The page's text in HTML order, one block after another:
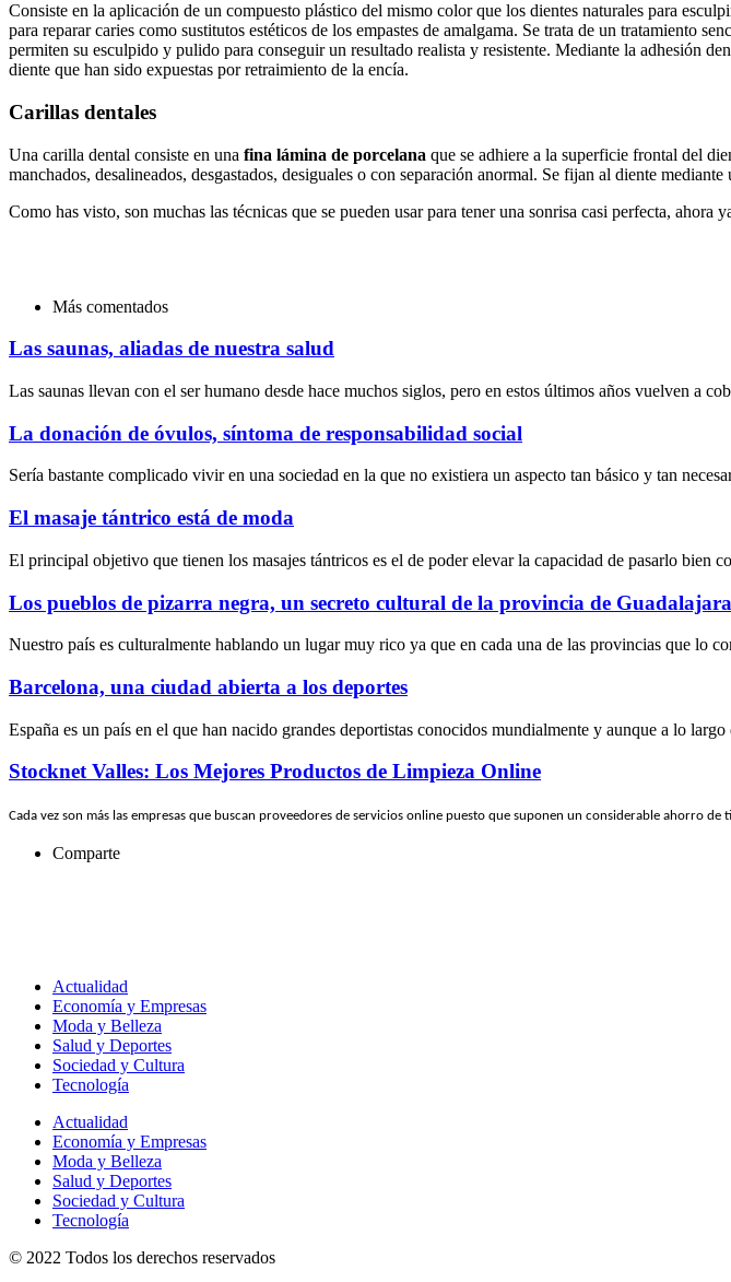
Consiste en la aplicación de un compuesto plástico del mismo color que los dientes naturales para
para reparar caries como sustitutos estéticos de los empastes de amalgama. Se trata de un tratamiento
permiten su esculpido y pulido para conseguir un resultado realista y resistente. Mediante la adhesión
diente que han sido expuestas por retraimiento de la encía.
Carillas dentales
Una carilla dental consiste en una fina lámina de porcelana que se adhiere a la superficie frontal del
manchados, desalineados, desgastados, desiguales o con separación anormal. Se fijan al diente
Como has visto, son muchas las técnicas que se pueden usar para tener una sonrisa casi perfecta, ahora
Más comentados
Las saunas, aliadas de nuestra salud
Las saunas llevan con el ser humano desde hace muchos siglos, pero en estos últimos años vuelven a
La donación de óvulos, síntoma de responsabilidad social
Sería bastante complicado vivir en una sociedad en la que no existiera un aspecto tan básico y tan
El masaje tántrico está de moda
El principal objetivo que tienen los masajes tántricos es el de poder elevar la capacidad de pasarlo bien
Los pueblos de pizarra negra, un secreto cultural de la provincia de Guadalajara
Nuestro país es culturalmente hablando un lugar muy rico ya que en cada una de las provincias que lo
Barcelona, una ciudad abierta a los deportes
España es un país en el que han nacido grandes deportistas conocidos mundialmente y aunque a lo
Stocknet Valles: Los Mejores Productos de Limpieza Online
Cada vez son más las empresas que buscan proveedores de servicios online puesto que suponen un considerable ahorro de
Comparte
Actualidad
Economía y Empresas
Moda y Belleza
Salud y Deportes
Sociedad y Cultura
Tecnología
Actualidad
Economía y Empresas
Moda y Belleza
Salud y Deportes
Sociedad y Cultura
Tecnología
© 2022 Todos los derechos reservados